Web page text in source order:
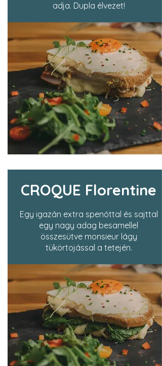
adja. Dupla élvezet!
CROQUE Florentine
Egy igazán extra spenóttal és sajttal
egy nagy adag besamellel
összesütve monsieur lágy
tükörtojással a tetején.